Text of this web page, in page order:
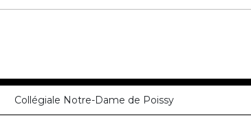
Collégiale Notre-Dame de Poissy